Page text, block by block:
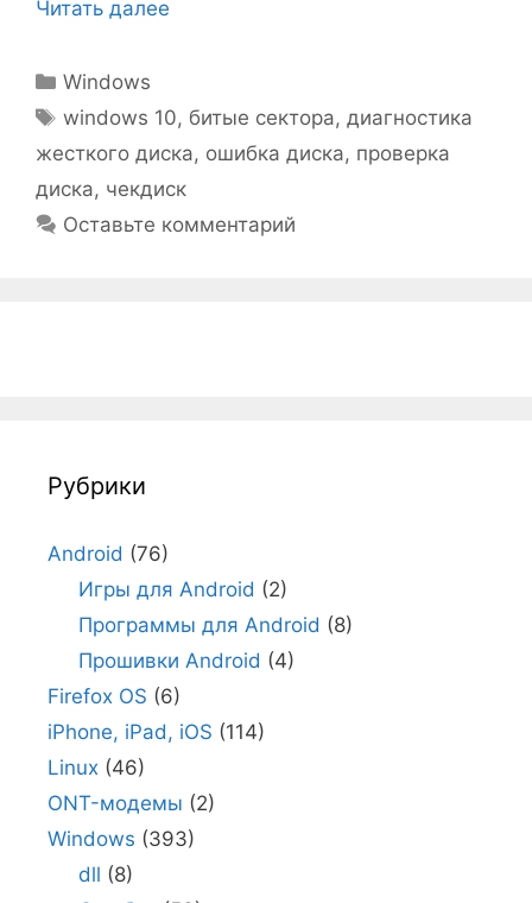
Читать далее
Рубрики
Windows
Метки
windows 10, битые сектора,диагностика
жесткого диска, ошибка диска, проверка
диска, чекдиск
Оставьте комментарий
Рубрики
Android (76)
Игры для Android (2)
Программы для Android (8)
Прошивки Android (4)
Firefox OS (6)
iPhone, iPad, iOS (114)
Linux (46)
ONT-модемы (2)
Windows (393)
dll (8)